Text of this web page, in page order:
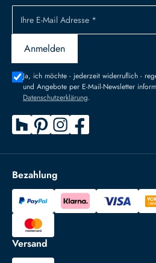
Ihre E-Mail Adresse *
Anmelden
Ja, ich möchte - jederzeit widerruflich -
und Angebote per E-Mail-Newsletter
Datenschutzerklärung.
Bezahlung
Versand